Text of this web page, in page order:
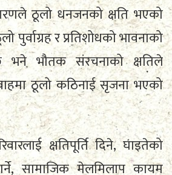
ठूलो धनजनको क्षति भएको
पुर्वाग्रह र प्रतिशोधको भावनाको
भौतक संरचनाको क्षतिले
ठूलो कठिनाई सृजना भएको
क्षतिपूर्ति दिने, घाइतेको
सामाजिक मेलमिलाप कायम